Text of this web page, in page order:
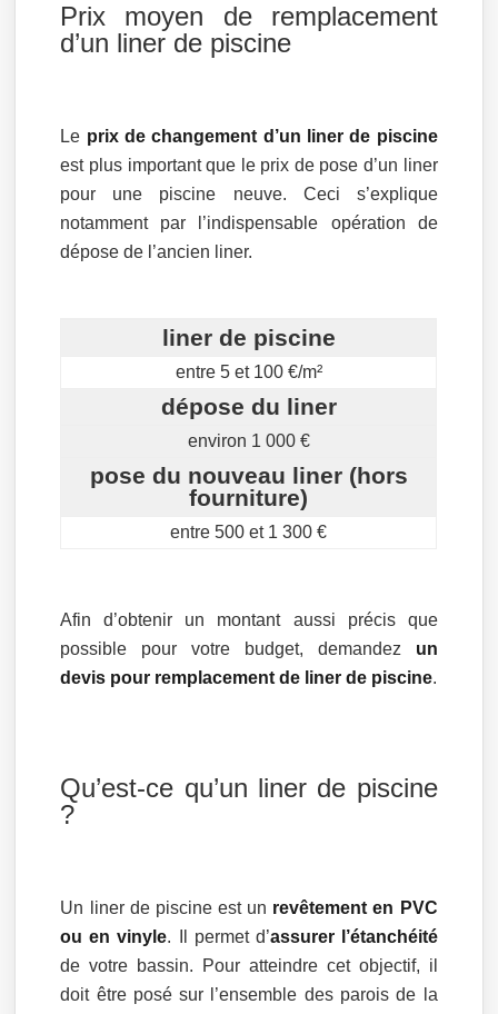
Prix moyen de remplacement
d’un liner de piscine
Le prix de changement d’un liner de piscine
est plus important que le prix de pose d’un liner
pour une piscine neuve. Ceci s’explique
notamment par l’indispensable opération de
dépose de l’ancien liner.
liner de piscine
entre 5 et 100 €/m²
dépose du liner
environ 1 000 €
pose du nouveau liner (hors
fourniture)
entre 500 et 1 300 €
Afin d’obtenir un montant aussi précis que
possible pour votre budget, demandez un
devis pour remplacement de liner de piscine.
Qu’est-ce qu’un liner de piscine
?
Un liner de piscine est un revêtement en PVC
ou en vinyle. Il permet d’assurer l’étanchéité
de votre bassin. Pour atteindre cet objectif, il
doit être posé sur l’ensemble des parois de la